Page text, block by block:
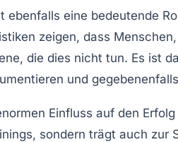
ebenfalls eine bedeutende
zeigen, dass
die dies nicht tun. Es ist
und
Einfluss auf den
sondern trägt auch zur